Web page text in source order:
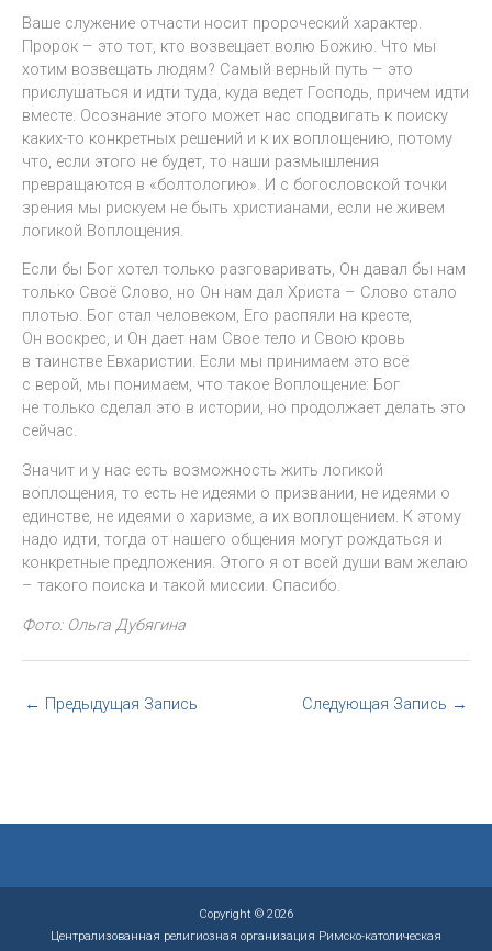
Ваше служение отчасти носит пророческий характер.
Пророк – это тот, кто возвещает волю Божию. Что мы
хотим возвещать людям? Самый верный путь – это
прислушаться и идти туда, куда ведет Господь, причем идти
вместе. Осознание этого может нас сподвигать к поиску
каких-то конкретных решений и к их воплощению, потому
что, если этого не будет, то наши размышления
превращаются в «болтологию». И с богословской точки
зрения мы рискуем не быть христианами, если не живем
логикой Воплощения.
Если бы Бог хотел только разговаривать, Он давал бы нам
только Своё Слово, но Он нам дал Христа – Слово стало
плотью. Бог стал человеком, Его распяли на кресте,
Он воскрес, и Он дает нам Свое тело и Свою кровь
в таинстве Евхаристии. Если мы принимаем это всё
с верой, мы понимаем, что такое Воплощение: Бог
не только сделал это в истории, но продолжает делать это
сейчас.
Значит и у нас есть возможность жить логикой
воплощения, то есть не идеями о призвании, не идеями о
единстве, не идеями о харизме, а их воплощением. К этому
надо идти, тогда от нашего общения могут рождаться и
конкретные предложения. Этого я от всей души вам желаю
– такого поиска и такой миссии. Спасибо.
Фото: Ольга Дубягина
← Предыдущая Запись Следующая Запись →
Copyright © 2026
Централизованная религиозная организация Римско-католическая